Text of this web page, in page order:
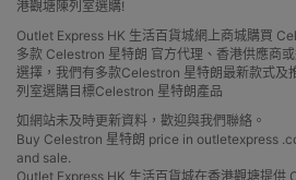
港觀塘陳列室選購!
Outlet Express HK 生活百貨城網上商城購買
多款 Celestron 星特朗 官方代理、香港供應商
選擇，我們有多款Celestron 星特朗最新款式及
列室選購目標Celestron 星特朗產品
如網站未及時更新資料，歡迎與我們聯絡。
Buy Celestron 星特朗 price in outletexpress
and sale.
Outlet Express HK 生活百貨城在香港觀塘提供